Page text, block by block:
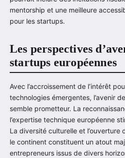
mentorship et une meilleure
pour les startups.
Les perspectives
startups européennes
Avec l’accroissement de l’intérêt
technologies émergentes, l’avenir
semble prometteur. La
l’expertise technique européenne
La diversité culturelle et l’ouverture
le continent constituent un atout
entrepreneurs issus de divers